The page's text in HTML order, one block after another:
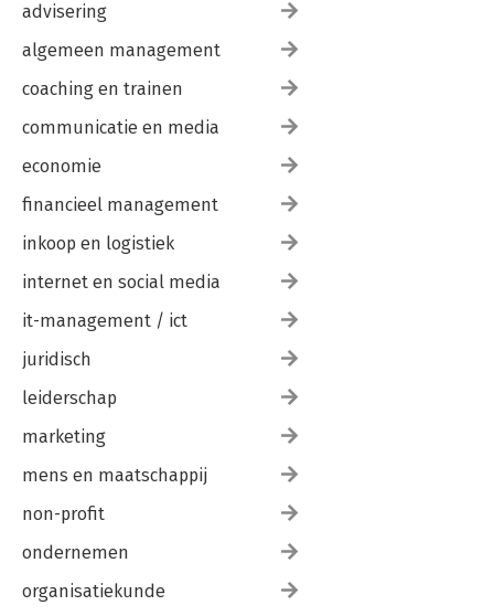
advisering
algemeen management
coaching en trainen
communicatie en media
economie
financieel management
inkoop en logistiek
internet en social media
it-management / ict
juridisch
leiderschap
marketing
mens en maatschappij
non-profit
ondernemen
organisatiekunde